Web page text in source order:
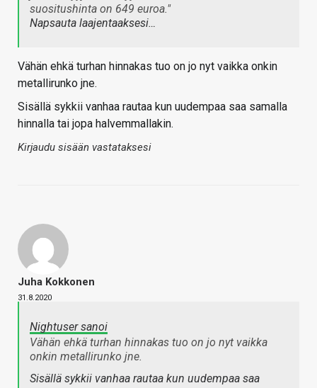
suositushinta on 649 euroa."
Napsauta laajentaaksesi…
Vähän ehkä turhan hinnakas tuo on jo nyt vaikka onkin
metallirunko jne.
Sisällä sykkii vanhaa rautaa kun uudempaa saa samalla
hinnalla tai jopa halvemmallakin.
Kirjaudu sisään vastataksesi
Juha Kokkonen
31.8.2020
Nightuser sanoi
Vähän ehkä turhan hinnakas tuo on jo nyt vaikka
onkin metallirunko jne.
Sisällä sykkii vanhaa rautaa kun uudempaa saa